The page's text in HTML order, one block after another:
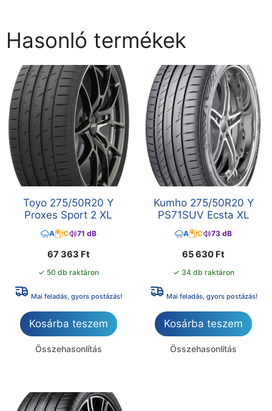
Hasonló termékek
Toyo 275/50R20 Y
Proxes Sport 2 XL
A C 71 dB
67 363 Ft
✓ 50 db raktáron
Mai feladás, gyors postázás!
Kosárba teszem
Összehasonlítás
Kumho 275/50R20 Y
PS71SUV Ecsta XL
A C 73 dB
65 630 Ft
✓ 34 db raktáron
Mai feladás, gyors postázás!
Kosárba teszem
Összehasonlítás